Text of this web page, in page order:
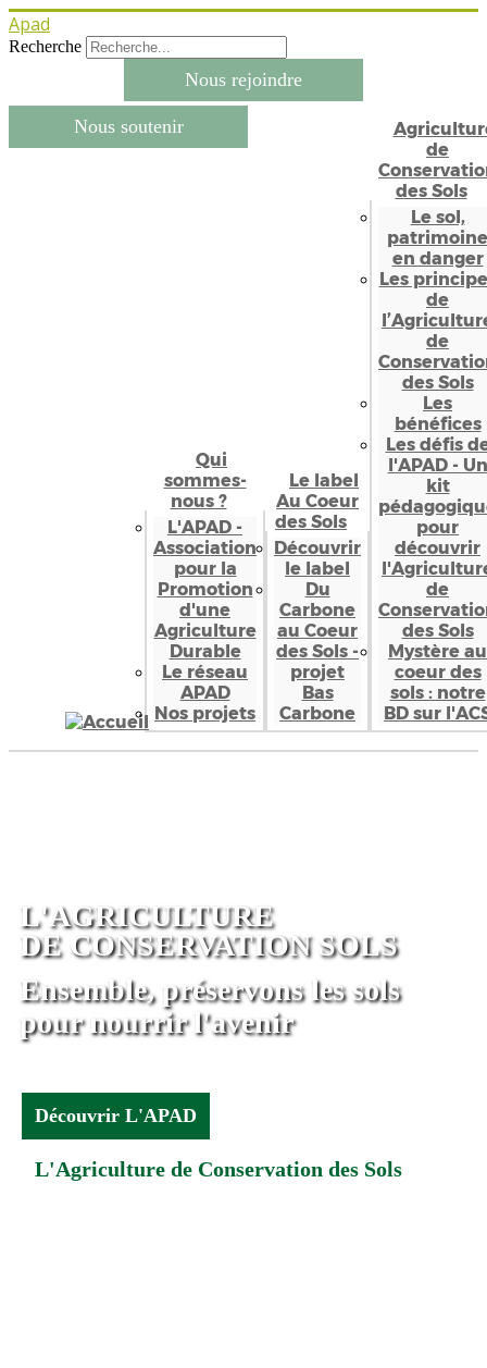
Apad
Recherche
Nous rejoindre
Nous soutenir
Qui
sommes-
nous ?
L'APAD -
Association
pour la
Promotion
d'une
Agriculture
Durable
Le réseau
APAD
Nos projets
Le label
Au Coeur
des Sols
Découvrir
le label
Du
Carbone
au Coeur
des Sols -
projet
Bas
Carbone
de
des Sols
Le sol,
patrimoine
en danger
Les
de
de
des Sols
Les
bénéfices
Les défis
l'APAD - Un
kit
pour
découvrir
de
des Sols
Mystère au
coeur des
sols : notre
BD sur
L'AGRICULTURE
DE CONSERVATION SOLS
Ensemble, préservons les sols
pour nourrir l'avenir
Découvrir L'APAD
L'Agriculture de Conservation des Sols